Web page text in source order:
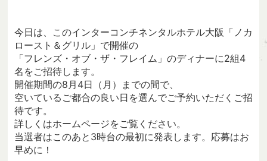
今日は、このインターコンチネンタルホテル大阪「ノカ
ロースト＆グリル」で開催の
「フレンズ・オブ・ザ・フレイム」のディナーに2組4
名をご招待します。
開催期間の8月4日（月）までの間で、
空いているご都合の良い日を選んでご予約いただくご招
待です。
詳しくはホームページをご覧ください。
当選者はこのあと3時台の最初に発表します。応募はお
早めに！